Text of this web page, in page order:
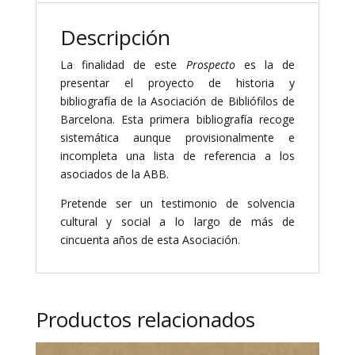
Asociación
Bibliófilos
(1943-
2008)
cantidad
Descripción
La finalidad de este Prospecto es la de
presentar el proyecto de historia y
bibliografía de la Asociación de Bibliófilos de
Barcelona. Esta primera bibliografía recoge
sistemática aunque provisionalmente e
incompleta una lista de referencia a los
asociados de la ABB.
Pretende ser un testimonio de solvencia
cultural y social a lo largo de más de
cincuenta años de esta Asociación.
Productos relacionados